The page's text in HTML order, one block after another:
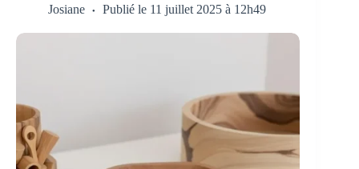
Josiane Publié le 11 juillet 2025 à 12h49